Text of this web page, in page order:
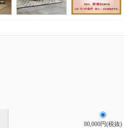
80,000円(税抜)